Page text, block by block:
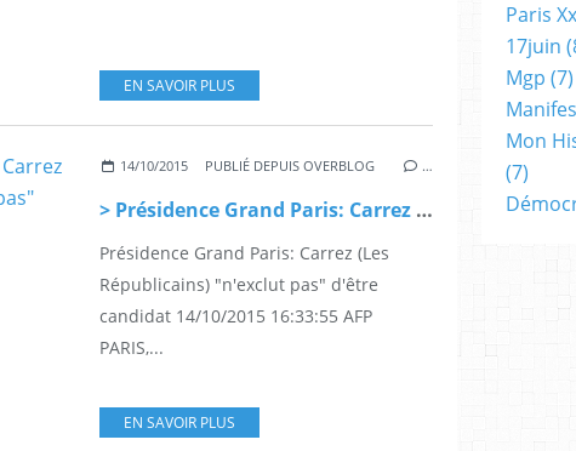
EN SAVOIR PLUS
14/10/2015 PUBLIÉ DEPUIS OVERBLOG …
> Présidence Grand Paris: Carrez (Les Républicains) "n'exclut pas" d'être candidat
Présidence Grand Paris: Carrez (Les
Républicains) "n'exclut pas" d'être
candidat 14/10/2015 16:33:55 AFP
PARIS,...
EN SAVOIR PLUS
Paris
17juin
Mgp (7)
Mon
(7)